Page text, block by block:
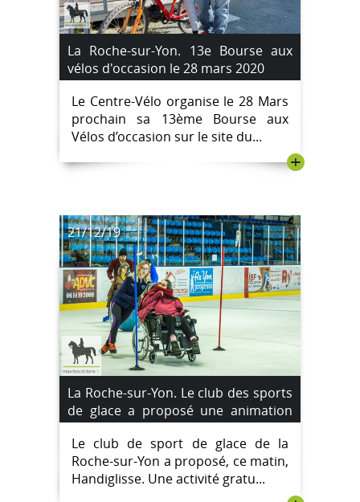
La Roche-sur-Yon. 13e Bourse aux
vélos d'occasion le 28 mars 2020
Le Centre-Vélo organise le 28 Mars
prochain sa 13ème Bourse aux
Vélos d’occasion sur le site du...
+
21/12/19
La Roche-sur-Yon. Le club des sports
de glace a proposé une animation
Handiglisse.
Le club de sport de glace de la
Roche-sur-Yon a proposé, ce matin,
Handiglisse. Une activité gratu...